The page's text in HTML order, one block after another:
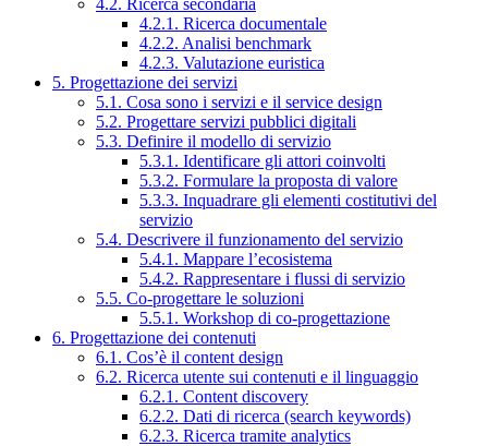
4.2. Ricerca secondaria
4.2.1. Ricerca documentale
4.2.2. Analisi benchmark
4.2.3. Valutazione euristica
5. Progettazione dei servizi
5.1. Cosa sono i servizi e il service design
5.2. Progettare servizi pubblici digitali
5.3. Definire il modello di servizio
5.3.1. Identificare gli attori coinvolti
5.3.2. Formulare la proposta di valore
5.3.3. Inquadrare gli elementi costitutivi del
servizio
5.4. Descrivere il funzionamento del servizio
5.4.1. Mappare l’ecosistema
5.4.2. Rappresentare i flussi di servizio
5.5. Co-progettare le soluzioni
5.5.1. Workshop di co-progettazione
6. Progettazione dei contenuti
6.1. Cos’è il content design
6.2. Ricerca utente sui contenuti e il linguaggio
6.2.1. Content discovery
6.2.2. Dati di ricerca (search keywords)
6.2.3. Ricerca tramite analytics